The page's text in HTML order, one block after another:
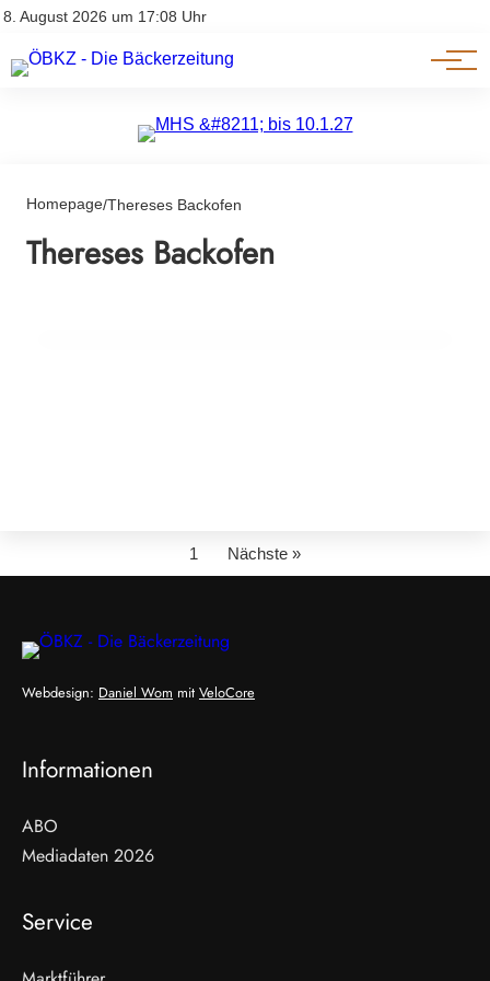
8. August 2026 um 17:08 Uhr
Impressum & Offenlegung
Am Wort
Genuss & Trends
Homepage/Thereses Backofen
Thereses Backofen
„Thereses Backofen“: Tradition trifft
1 Nächste »
Webdesign: Daniel Wom mit VeloCore
Informationen
ABO
Mediadaten 2026
Service